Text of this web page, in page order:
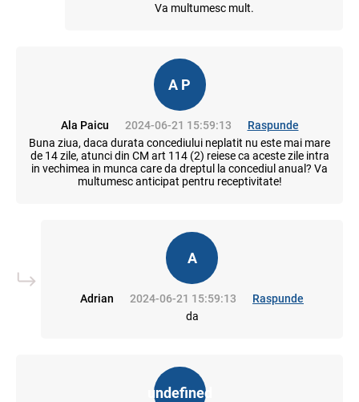
Va multumesc mult.
A P
Ala Paicu 2024-06-21 15:59:13
Raspunde
Buna ziua, daca durata concediului neplatit nu este mai mare
de 14 zile, atunci din CM art 114 (2) reiese ca aceste zile intra
in vechimea in munca care da dreptul la concediul anual? Va
multumesc anticipat pentru receptivitate!
A
Adrian 2024-06-21 15:59:13
Raspunde
da
undefined